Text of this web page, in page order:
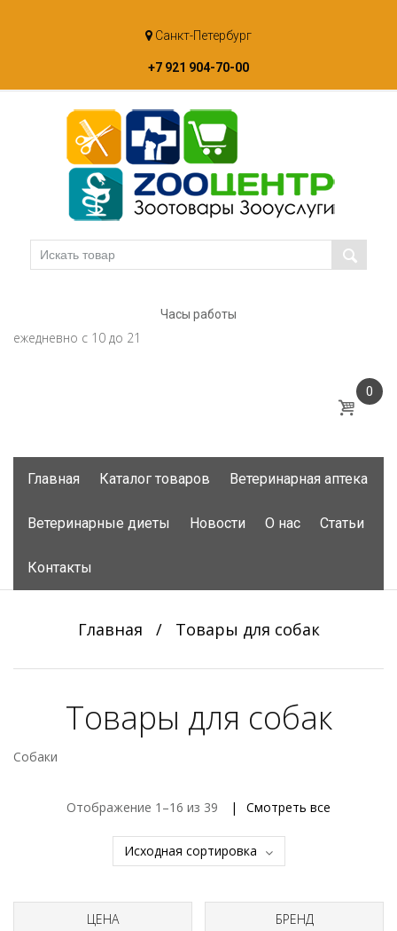
to
Санкт-Петербург
+7 921 904-70-00
Часы работы
ежедневно с 10 до 21
0
Главная Каталог товаров Ветеринарная аптека
Ветеринарные диеты Новости О нас Статьи
Контакты
Главная / Товары для собак
Товары для собак
Собаки
Отображение 1–16 из 39 Смотреть все
ЦЕНА БРЕНД